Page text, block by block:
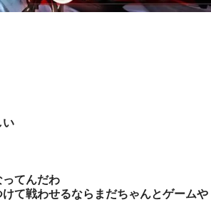
い
てんだわ
て戦わせるならまだちゃんとゲームや